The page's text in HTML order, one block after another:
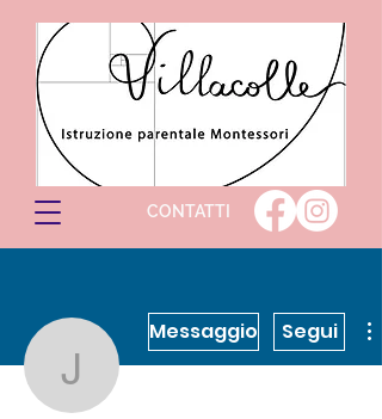
CONTATTI
jeffrynigan
Messaggio Segui